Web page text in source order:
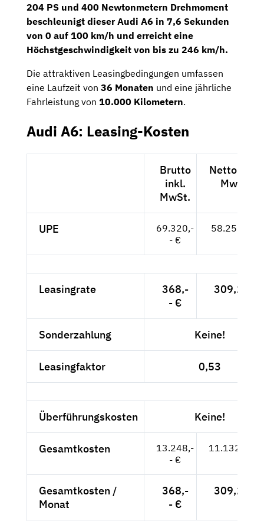
204 PS und 400 Newtonmetern Drehmoment
beschleunigt dieser Audi A6 in 7,6 Sekunden
von 0 auf 100 km/h und erreicht eine
Höchstgeschwindigkeit von bis zu 246 km/h.
Die attraktiven Leasingbedingungen umfassen
eine Laufzeit von 36 Monaten und eine jährliche
Fahrleistung von 10.000 Kilometern.
Audi A6: Leasing-Kosten
Brutto
inkl.
MwSt.
Netto exkl.
MwSt.
UPE
69.320,-
- €
58.252,-- €
Leasingrate
368,-
- €
309,24 €
Sonderzahlung Keine!
Leasingfaktor 0,53
Überführungskosten Keine!
Gesamtkosten
13.248,-
- €
11.132,77 €
Gesamtkosten /
Monat
368,-
- €
309,24 €